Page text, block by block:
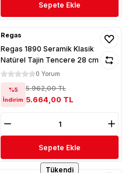
Sepete Ekle
Regas
Regas 1890 Seramik Klasik
Natürel Tajin Tencere 28 cm
0 Yorum
%5
İndirim
5.962,00 TL
5.664,00 TL
Sepete Ekle
Tükendi